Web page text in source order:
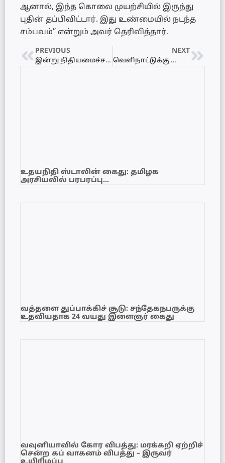
ஆனால், இந்த கொலை முயற்சியில் இருந்து
புதின் தப்பிவிட்டார். இது உண்மையில் நடந்த
சம்பவம்” என்றும் அவர் தெரிவித்தார்.
PREVIOUS
இன்று நிதியமைச்சராக பதவியேற்கிறார் ரணில்
NEXT
வெளிநாட்டுக்கு தொலைபேசியில் பேசிய வழக்கில், இருந்து முருகன் விடுதலை
உதயநிதி ஸ்டாலின் கைது: தமிழக
அரசியலில் பரபரப்பு…
வத்தளை துப்பாக்கிச் சூடு: சந்தேகநபருக்கு
உதவியதாக 24 வயது இளைஞர் கைது
வவுனியாவில் கோர விபத்து: மரக்கறி ஏற்றிச்
சென்ற கப் வாகனம் விபத்து – இருவர்